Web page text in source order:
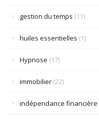
gestion du temps (11)
huiles essentielles (1)
Hypnose (17)
immobilier (22)
indépendance financière